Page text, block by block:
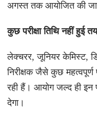
अगस्त तक आयोजित की
कुछ परीक्षा तिथि नहीं हुई तय
लेक्चरर, जूनियर केमिस्ट,
निरीक्षक जैसे कुछ महत्वपूर्ण
रही हैं। आयोग जल्द ही इन
देगा।